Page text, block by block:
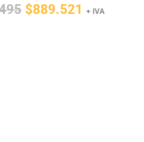
El
$889.521 El
+ IVA